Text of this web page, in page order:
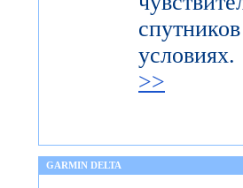
>>
GARMIN DELTA